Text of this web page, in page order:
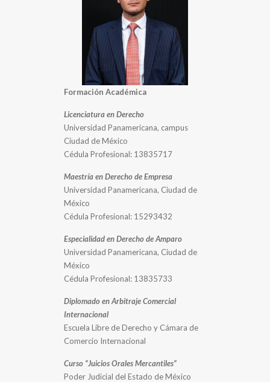
Formación Académica
Licenciatura en Derecho
Universidad Panamericana, campus
Ciudad de México
Cédula Profesional: 13835717
Maestría en Derecho de Empresa
Universidad Panamericana, Ciudad de
México
Cédula Profesional: 15293432
Especialidad en Derecho de Amparo
Universidad Panamericana, Ciudad de
México
Cédula Profesional: 13835733
Diplomado en Arbitraje Comercial
Internacional
Escuela Libre de Derecho y Cámara de
Comercio Internacional
Curso “Juicios Orales Mercantiles”
Poder Judicial del Estado de México